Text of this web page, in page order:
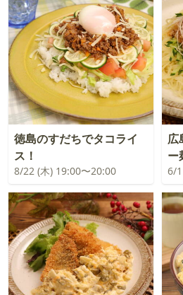
徳島のすだちでタコライ
ス！
8/22 (木) 19:00〜20:00
広
ー
6/